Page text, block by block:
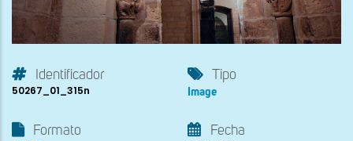
Identificador
50267_01_315n
Tipo
Image
Formato Fecha